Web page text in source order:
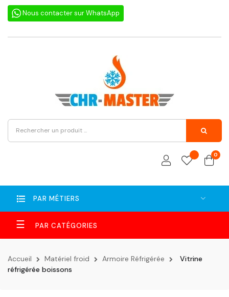
Nous contacter sur WhatsApp
0
PAR MÉTIERS
Basculer
la
navigation
☰
Accueil Matériel froid Armoire Réfrigérée
Vitrine
réfrigérée boissons